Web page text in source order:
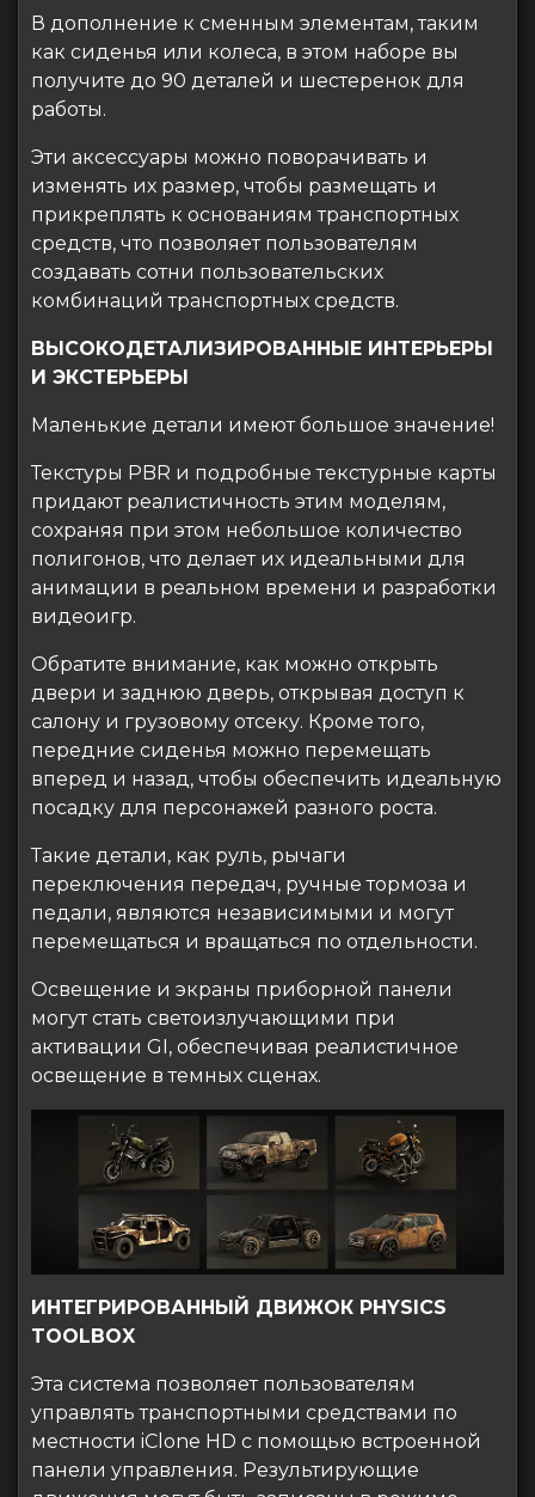
В дополнение к сменным элементам, таким
как сиденья или колеса, в этом наборе вы
получите до 90 деталей и шестеренок для
работы.
Эти аксессуары можно поворачивать и
изменять их размер, чтобы размещать и
прикреплять к основаниям транспортных
средств, что позволяет пользователям
создавать сотни пользовательских
комбинаций транспортных средств.
ВЫСОКОДЕТАЛИЗИРОВАННЫЕ ИНТЕРЬЕРЫ
И ЭКСТЕРЬЕРЫ
Маленькие детали имеют большое значение!
Текстуры PBR и подробные текстурные карты
придают реалистичность этим моделям,
сохраняя при этом небольшое количество
полигонов, что делает их идеальными для
анимации в реальном времени и разработки
видеоигр.
Обратите внимание, как можно открыть
двери и заднюю дверь, открывая доступ к
салону и грузовому отсеку. Кроме того,
передние сиденья можно перемещать
вперед и назад, чтобы обеспечить идеальную
посадку для персонажей разного роста.
Такие детали, как руль, рычаги
переключения передач, ручные тормоза и
педали, являются независимыми и могут
перемещаться и вращаться по отдельности.
Освещение и экраны приборной панели
могут стать светоизлучающими при
активации GI, обеспечивая реалистичное
освещение в темных сценах.
ИНТЕГРИРОВАННЫЙ ДВИЖОК PHYSICS
TOOLBOX
Эта система позволяет пользователям
управлять транспортными средствами по
местности iClone HD с помощью встроенной
панели управления. Результирующие